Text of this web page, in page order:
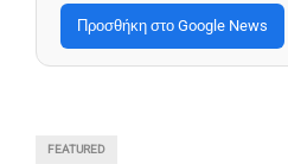
Προσθήκη στο Google News
FEATURED